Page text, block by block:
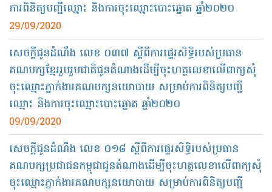
ការពិនិត្យបញ្ជីឈ្មោះ និងការចុះឈ្មោះបោះឆ្នោត ឆ្នាំ២០២០
29/09/2020
សេចក្តីជូនដំណឹង លេខ ០៣៧ ស្ដីពីការផ្ទេរសិទិ្ធរបស់ប្រធាន
គណបក្សខ្មែររួបរួមជាតិជូនតំណាងដើម្បីចុះហត្ថលេខាលើពាក្យសុំ
ចុះឈ្មោះភ្នាក់ងារគណបក្សនយោបាយ សម្រាប់ការពិនិត្យបញ្ជី
ឈ្មោះ និងការចុះឈ្មោះបោះឆ្នោត ឆ្នាំ២០២០
09/09/2020
សេចក្តីជូនដំណឹង លេខ ០១៨ ស្ដីពីការផ្ទេរសិទិ្ធរបស់ប្រធាន
គណបក្សប្រជាជនកម្ពុជាជូនតំណាងដើម្បីចុះហត្ថលេខាលើពាក្យសុំ
ចុះឈ្មោះភ្នាក់ងារគណបក្សនយោបាយ សម្រាប់ការពិនិត្យបញ្ជី